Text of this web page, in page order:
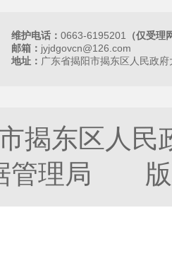
维护电话： 0663-6195201 （仅受
邮箱： jyjdgovcn@126.com
地址： 广东省揭阳市揭东区人民政
揭东区人
管理局 版